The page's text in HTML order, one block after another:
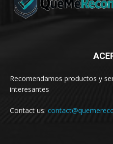
Recomendamos productos y
interesantes
Contact us: